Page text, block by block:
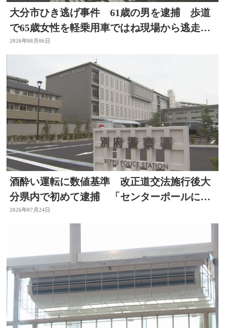
大分市ひき逃げ事件 61歳の男を逮捕 歩道
で65歳女性を軽乗用車ではね現場から逃走し
た疑い
2026年08月06日
酒酔い運転に数値基準 改正道交法施行後大
分県内で初めて逮捕 「センターポールに接
触して去った」と通報
2026年07月24日